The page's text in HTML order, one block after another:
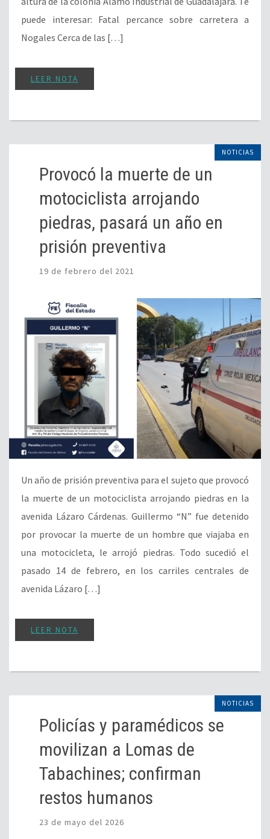
puede interesar: Fatal percance sobre carretera a
Nogales Cerca de las […]
LEER NOTA
NOTICIAS
Provocó la muerte de un
motociclista arrojando
piedras, pasará un año en
prisión preventiva
19 de febrero del 2021
Un año de prisión preventiva para el sujeto que provocó
la muerte de un motociclista arrojando piedras en la
avenida Lázaro Cárdenas. Guillermo “N” fue detenido
por provocar la muerte de un hombre que viajaba en
una motocicleta, le arrojó piedras. Todo sucedió el
pasado 14 de febrero, en los carriles centrales de
avenida Lázaro […]
LEER NOTA
NOTICIAS
Policías y paramédicos se
movilizan a Lomas de
Tabachines; confirman
restos humanos
23 de mayo del 2026